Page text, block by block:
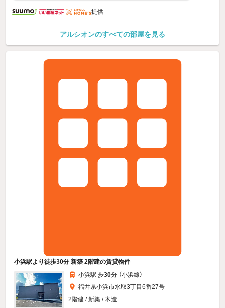
提供
アルシオンのすべての部屋を見る
小浜駅より徒歩30分 新築 2階建の賃貸物件
小浜駅 歩30分 （小浜線）
福井県小浜市水取3丁目6番27号
2階建 / 新築 / 木造